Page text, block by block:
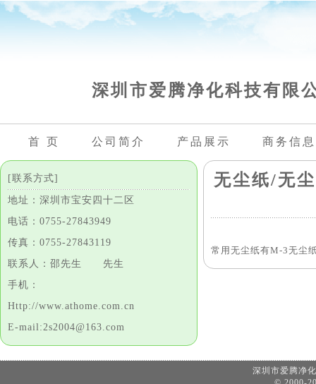
深圳市爱腾净化科技有限
首 页 公司简介 产品展示 商务信息
[联系方式]
地址：深圳市宝安四十二区
电话：0755-27843949
传真：0755-27843119
联系人：邵先生 先生
手机：
Http://www.athome.com.cn
E-mail:2s2004@163.com
无尘纸/无
常用无尘纸有M-3无尘
深圳市爱腾